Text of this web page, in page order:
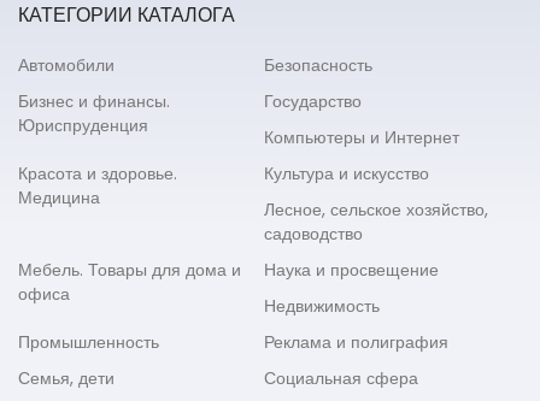
КАТЕГОРИИ КАТАЛОГА
Автомобили
Безопасность
Бизнес и финансы.
Юриспруденция
Государство
Компьютеры и Интернет
Красота и здоровье.
Медицина
Культура и искусство
Лесное, сельское хозяйство,
садоводство
Мебель. Товары для дома и
офиса
Наука и просвещение
Недвижимость
Промышленность
Реклама и полиграфия
Семья, дети
Социальная сфера